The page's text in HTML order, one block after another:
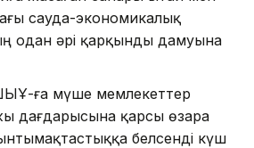
сауда-экономикалық
одан әрі қарқынды дамуына
ға мүше мемлекеттер
дағдарысына қарсы өзара
белсенді күш